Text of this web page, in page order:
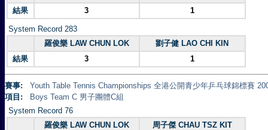
結果
3 1
System Record 283
羅俊樂 LAW CHUN LOK
劉子健 LAO CHI KIN
結果
3 1
賽事:
Youth Table Tennis Championships 全港公開青少年乒乓球錦標賽
項目:
Boys Team C 男子團體C組
System Record 76
羅俊樂 LAW CHUN LOK
周子傑 CHAU TSZ KIT